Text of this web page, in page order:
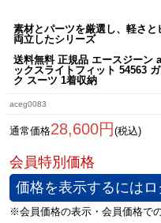
素材とパーツを厳選し、軽さ
両立したシリーズ
送料無料 正規品 エースジー
ックスライトフィット 54563
ク スーツ 1着収納
aceg0083
通常価格28,600円 (税込)
価格を表示するには